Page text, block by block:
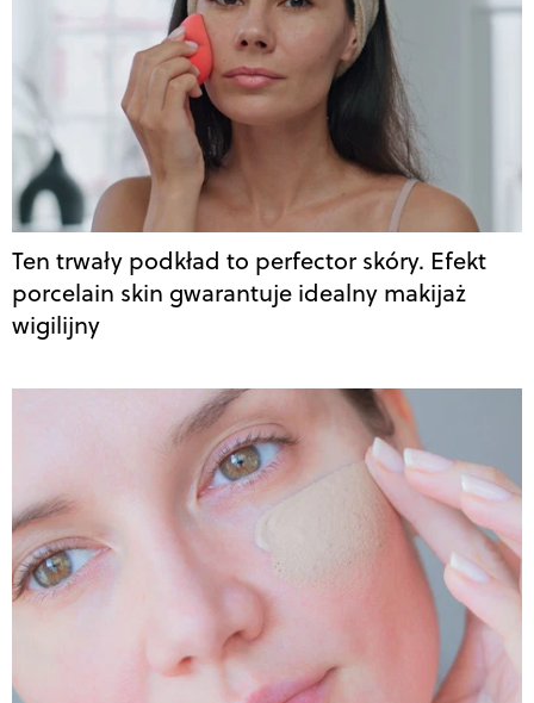
Ten trwały podkład to perfector skóry. Efekt
porcelain skin gwarantuje idealny makijaż
wigilijny